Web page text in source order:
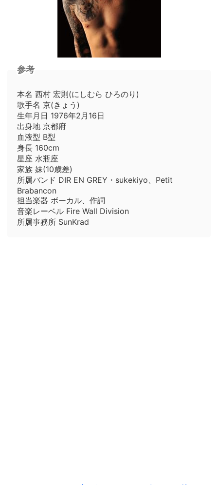
参考
本名 西村 宏則(にしむら ひろのり)
歌手名 京(きょう)
生年月日 1976年2月16日
出身地 京都府
血液型 B型
身長 160cm
星座 水瓶座
家族 妹(10歳差)
所属バンド DIR EN GREY・sukekiyo、Petit
Brabancon
担当楽器 ボーカル、作詞
音楽レーベル Fire Wall Division
所属事務所 SunKrad